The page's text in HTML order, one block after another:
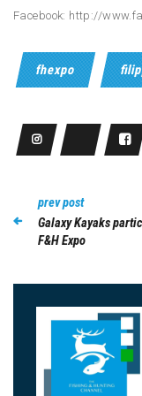
Facebook: http://
fhexpo
prev post
Galaxy Kayaks
F&H Expo